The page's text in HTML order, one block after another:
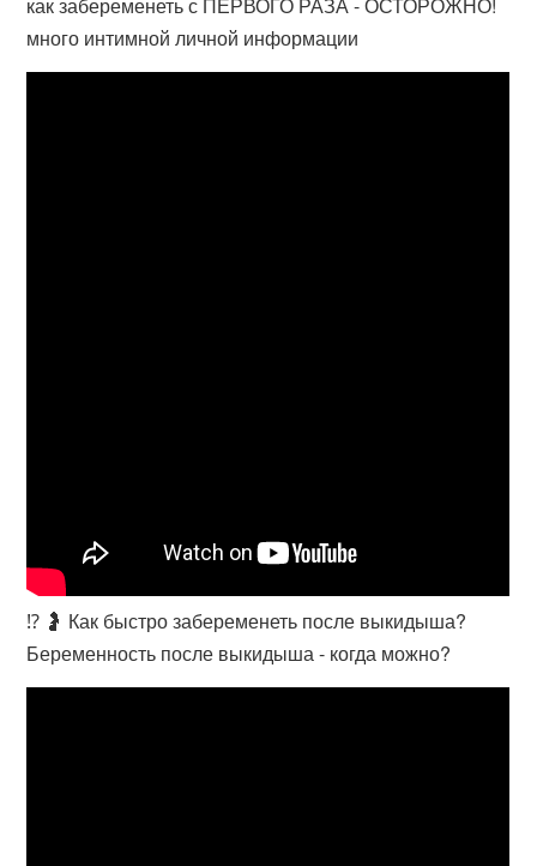
много интимной личной информации
⁉️ 🤰 Как быстро забеременеть после выкидыша?
Беременность после выкидыша - когда можно?